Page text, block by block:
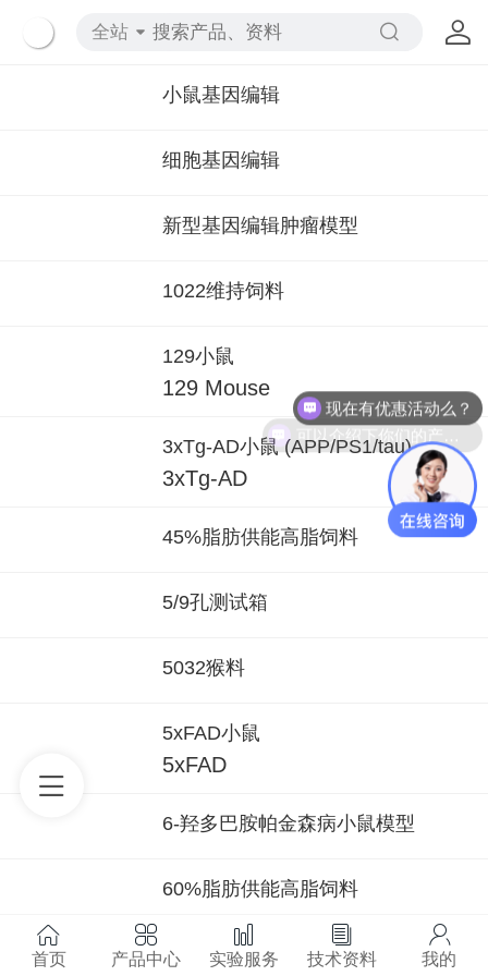
全站
小鼠基因编辑
细胞基因编辑
新型基因编辑肿瘤模型
1022维持饲料
129小鼠
129 Mouse
3xTg-AD小鼠 (APP/PS1/tau)
3xTg-AD
45%脂肪供能高脂饲料
5/9孔测试箱
5032猴料
5xFAD小鼠
5xFAD
6-羟多巴胺帕金森病小鼠模型
60%脂肪供能高脂饲料
615小鼠
首页 产品中心 实验服务 技术资料 我的
可以介绍下你们的产品么？
现在有优惠活动么？